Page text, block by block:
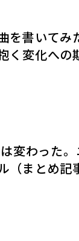
を書いて
く変化への
変わった
（まとめ記